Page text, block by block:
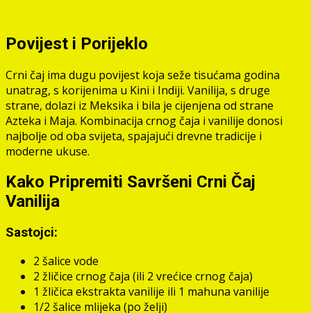
Povijest i Porijeklo
Crni čaj ima dugu povijest koja seže tisućama godina
unatrag, s korijenima u Kini i Indiji. Vanilija, s druge
strane, dolazi iz Meksika i bila je cijenjena od strane
Azteka i Maja. Kombinacija crnog čaja i vanilije donosi
najbolje od oba svijeta, spajajući drevne tradicije i
moderne ukuse.
Kako Pripremiti Savršeni Crni Čaj
Vanilija
Sastojci:
2 šalice vode
2 žličice crnog čaja (ili 2 vrećice crnog čaja)
1 žličica ekstrakta vanilije ili 1 mahuna vanilije
1/2 šalice mlijeka (po želji)